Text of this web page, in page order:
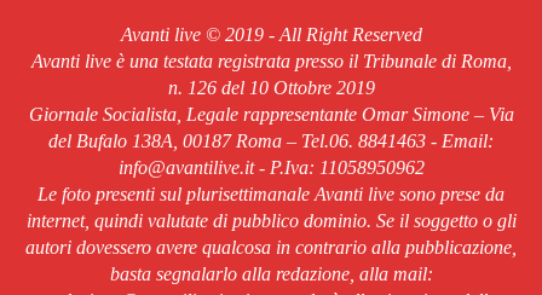
Avanti live © 2019 - All Right Reserved
Avanti live è una testata registrata presso il Tribunale di Roma,
n. 126 del 10 Ottobre 2019
Giornale Socialista, Legale rappresentante Omar Simone – Via
del Bufalo 138A, 00187 Roma – Tel.06. 8841463 - Email:
info@avantilive.it - P.Iva: 11058950962
Le foto presenti sul plurisettimanale Avanti live sono prese da
internet, quindi valutate di pubblico dominio. Se il soggetto o gli
autori dovessero avere qualcosa in contrario alla pubblicazione,
basta segnalarlo alla redazione, alla mail: